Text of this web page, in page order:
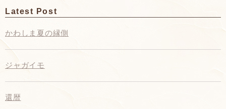
Latest Post
かわしま夏の縁側
ジャガイモ
還暦